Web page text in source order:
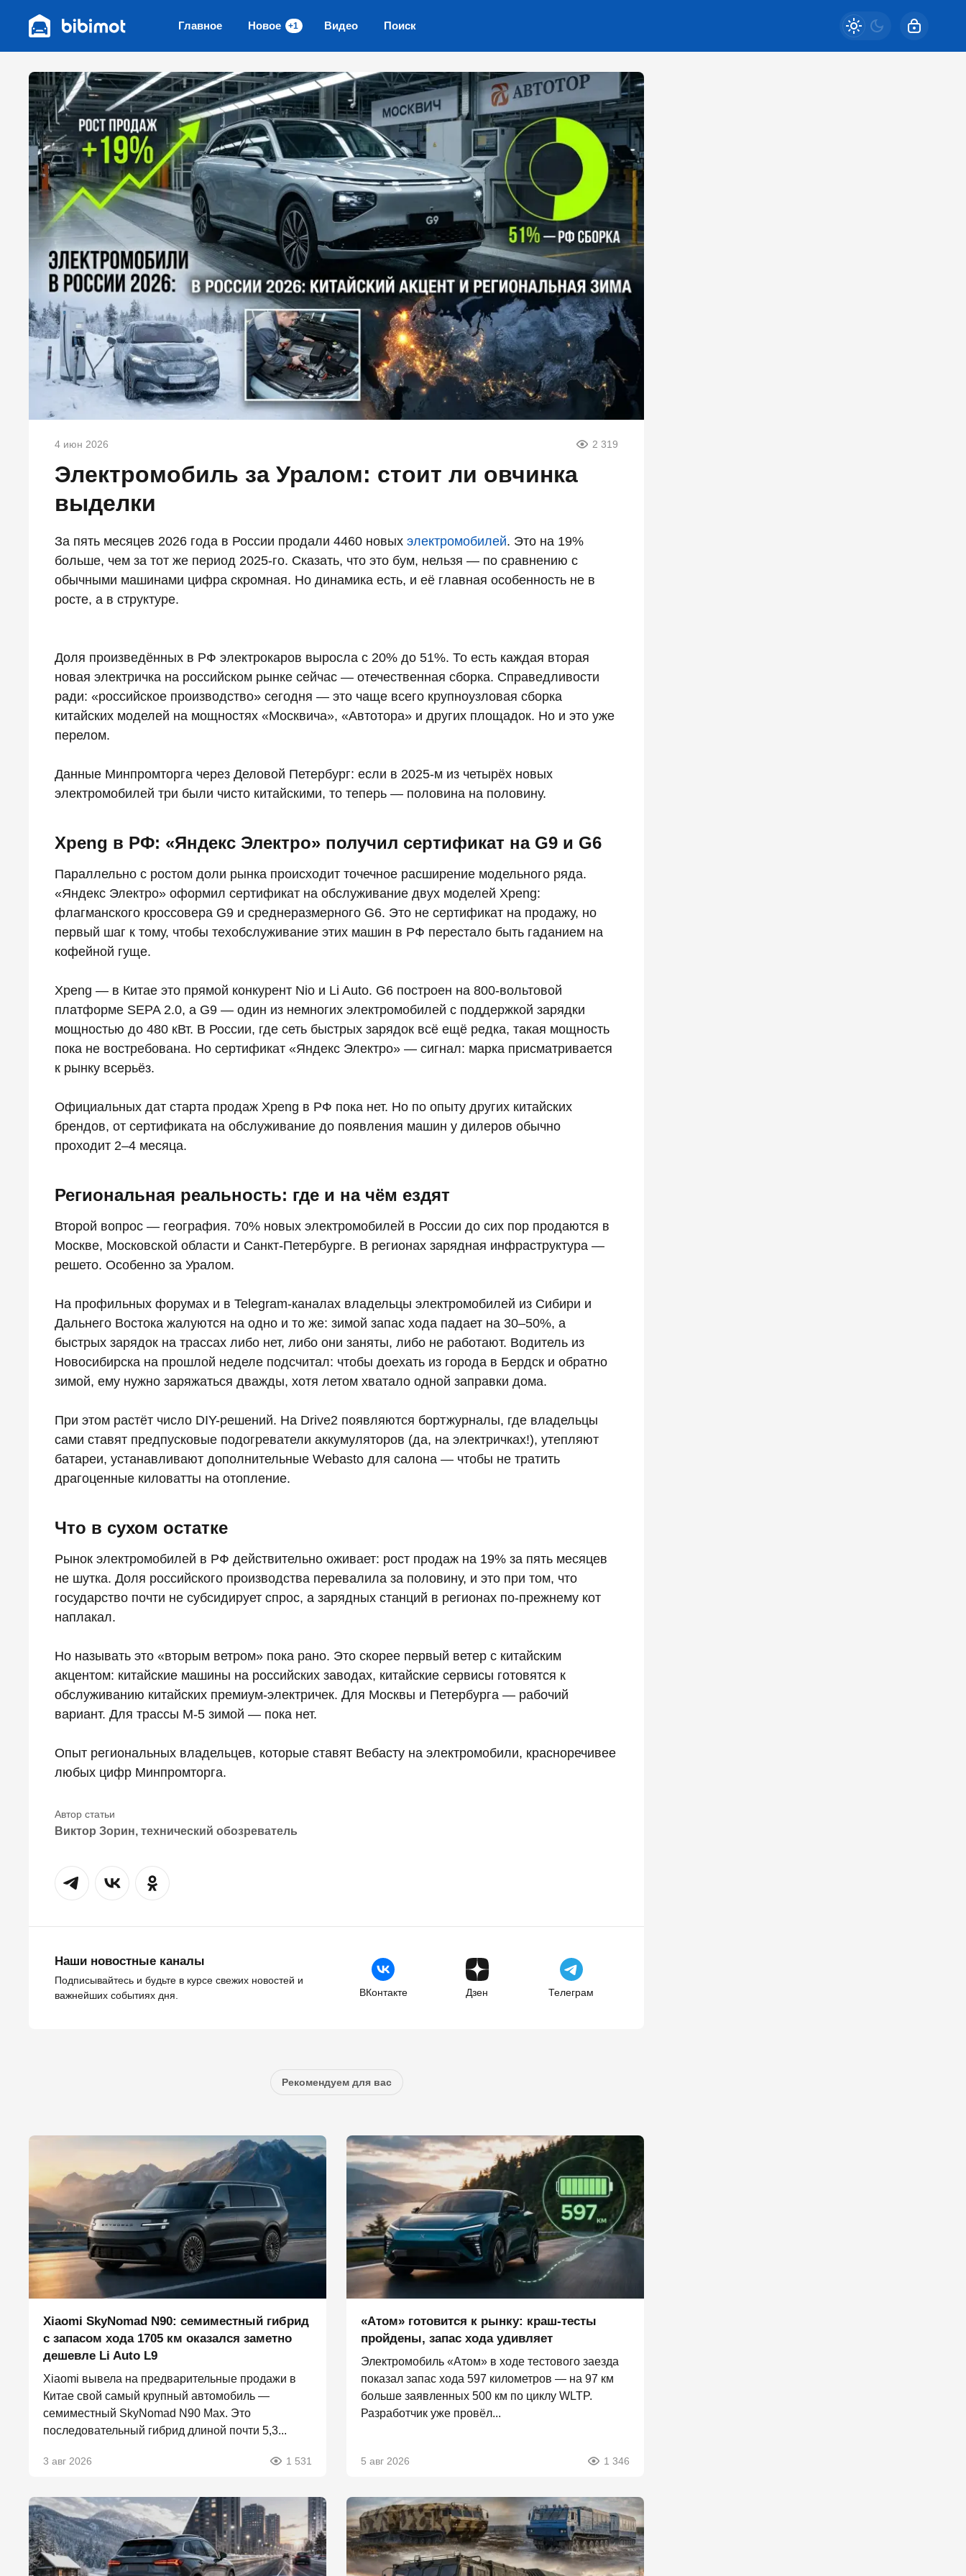
Главное Новое +1 Видео Поиск
4 июн 2026 2 319
Электромобиль за Уралом: стоит ли овчинка
выделки
За пять месяцев 2026 года в России продали 4460 новых электромобилей. Это на 19%
больше, чем за тот же период 2025-го. Сказать, что это бум, нельзя — по сравнению с
обычными машинами цифра скромная. Но динамика есть, и её главная особенность не в
росте, а в структуре.
Доля произведённых в РФ электрокаров выросла с 20% до 51%. То есть каждая вторая
новая электричка на российском рынке сейчас — отечественная сборка. Справедливости
ради: «российское производство» сегодня — это чаще всего крупноузловая сборка
китайских моделей на мощностях «Москвича», «Автотора» и других площадок. Но и это уже
перелом.
Данные Минпромторга через Деловой Петербург: если в 2025-м из четырёх новых
электромобилей три были чисто китайскими, то теперь — половина на половину.
Xpeng в РФ: «Яндекс Электро» получил сертификат на G9 и G6
Параллельно с ростом доли рынка происходит точечное расширение модельного ряда.
«Яндекс Электро» оформил сертификат на обслуживание двух моделей Xpeng:
флагманского кроссовера G9 и среднеразмерного G6. Это не сертификат на продажу, но
первый шаг к тому, чтобы техобслуживание этих машин в РФ перестало быть гаданием на
кофейной гуще.
Xpeng — в Китае это прямой конкурент Nio и Li Auto. G6 построен на 800-вольтовой
платформе SEPA 2.0, а G9 — один из немногих электромобилей с поддержкой зарядки
мощностью до 480 кВт. В России, где сеть быстрых зарядок всё ещё редка, такая мощность
пока не востребована. Но сертификат «Яндекс Электро» — сигнал: марка присматривается
к рынку всерьёз.
Официальных дат старта продаж Xpeng в РФ пока нет. Но по опыту других китайских
брендов, от сертификата на обслуживание до появления машин у дилеров обычно
проходит 2–4 месяца.
Региональная реальность: где и на чём ездят
Второй вопрос — география. 70% новых электромобилей в России до сих пор продаются в
Москве, Московской области и Санкт-Петербурге. В регионах зарядная инфраструктура —
решето. Особенно за Уралом.
На профильных форумах и в Telegram-каналах владельцы электромобилей из Сибири и
Дальнего Востока жалуются на одно и то же: зимой запас хода падает на 30–50%, а
быстрых зарядок на трассах либо нет, либо они заняты, либо не работают. Водитель из
Новосибирска на прошлой неделе подсчитал: чтобы доехать из города в Бердск и обратно
зимой, ему нужно заряжаться дважды, хотя летом хватало одной заправки дома.
При этом растёт число DIY-решений. На Drive2 появляются бортжурналы, где владельцы
сами ставят предпусковые подогреватели аккумуляторов (да, на электричках!), утепляют
батареи, устанавливают дополнительные Webasto для салона — чтобы не тратить
драгоценные киловатты на отопление.
Что в сухом остатке
Рынок электромобилей в РФ действительно оживает: рост продаж на 19% за пять месяцев
не шутка. Доля российского производства перевалила за половину, и это при том, что
государство почти не субсидирует спрос, а зарядных станций в регионах по-прежнему кот
наплакал.
Но называть это «вторым ветром» пока рано. Это скорее первый ветер с китайским
акцентом: китайские машины на российских заводах, китайские сервисы готовятся к
обслуживанию китайских премиум-электричек. Для Москвы и Петербурга — рабочий
вариант. Для трассы М-5 зимой — пока нет.
Опыт региональных владельцев, которые ставят Вебасту на электромобили, красноречивее
любых цифр Минпромторга.
Виктор Зорин, технический обозреватель
Наши новостные каналы
Подписывайтесь и будьте в курсе свежих новостей и
важнейших событиях дня.
ВКонтакте Дзен Телеграм
Рекомендуем для вас
Xiaomi SkyNomad N90: семиместный гибрид
с запасом хода 1705 км оказался заметно
дешевле Li Auto L9
Xiaomi вывела на предварительные продажи в
Китае свой самый крупный автомобиль —
семиместный SkyNomad N90 Max. Это
последовательный гибрид длиной почти 5,3...
3 авг 2026 1 531
«Атом» готовится к рынку: краш-тесты
пройдены, запас хода удивляет
Электромобиль «Атом» в ходе тестового заезда
показал запас хода 597 километров — на 97 км
больше заявленных 500 км по циклу WLTP.
Разработчик уже провёл...
5 авг 2026 1 346